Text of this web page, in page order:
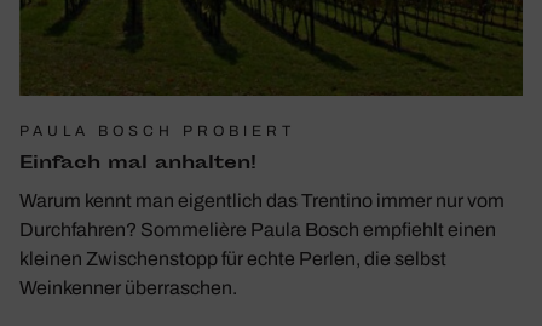
PAULA BOSCH PROBIERT
Einfach mal anhalten!
Warum kennt man eigentlich das Trentino immer nur vom
Durchfahren? Sommelière Paula Bosch empfiehlt einen
kleinen Zwischenstopp für echte Perlen, die selbst
Weinkenner überraschen.